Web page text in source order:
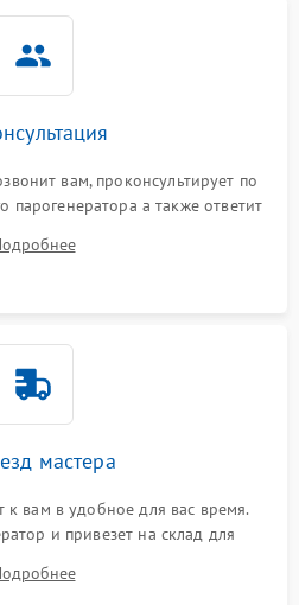
вам, проконсультирует по
парогенератора а также ответит
мастера
к вам в удобное для вас время.
и привезет на склад для